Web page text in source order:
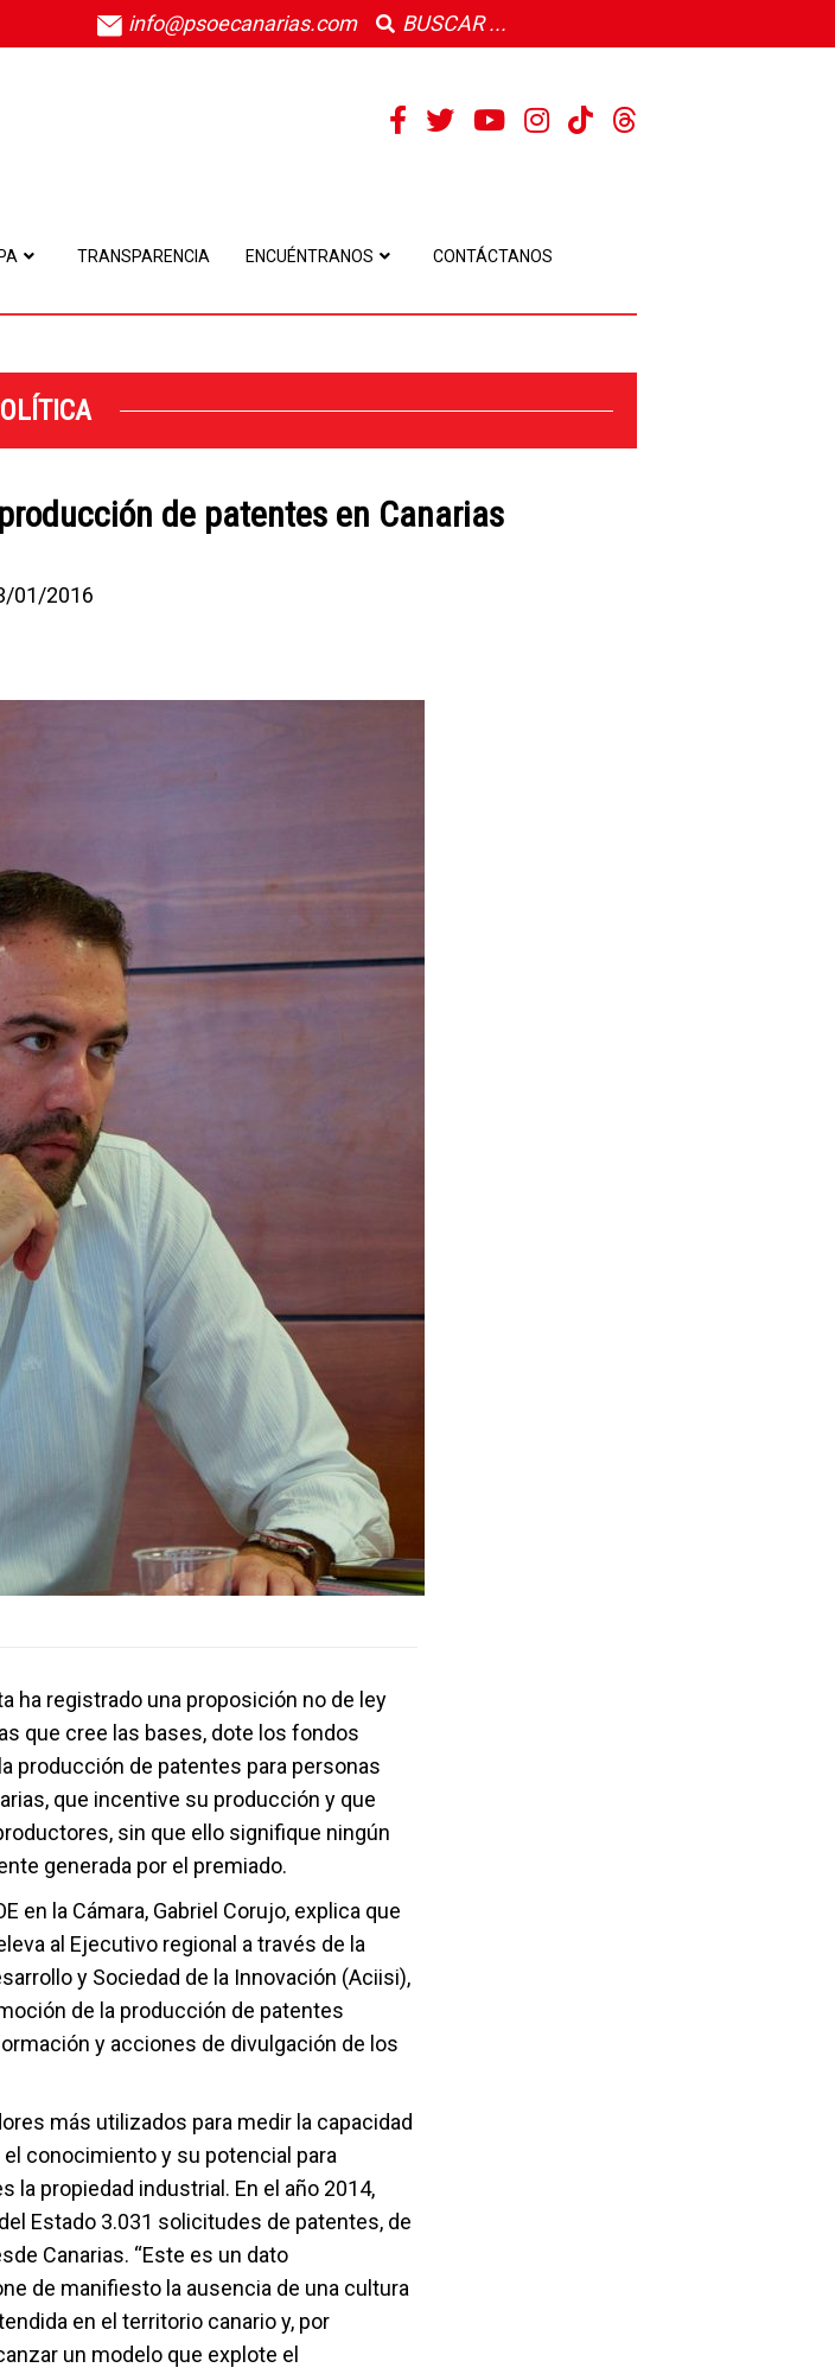
info@psoecanarias.com
TRANSPARENCIA ENCUÉNTRANOS CONTÁCTANOS
de patentes en Canarias
01/2016
ha registrado una proposición no de ley
que cree las bases, dote los fondos
producción de patentes para personas
que incentive su producción y que
sin que ello signifique ningún
generada por el premiado.
en la Cámara, Gabriel Corujo, explica que
al Ejecutivo regional a través de la
y Sociedad de la Innovación (Aciisi),
de la producción de patentes
y acciones de divulgación de los
más utilizados para medir la capacidad
conocimiento y su potencial para
la propiedad industrial. En el año 2014,
Estado 3.031 solicitudes de patentes, de
Canarias. “Este es un dato
de manifiesto la ausencia de una cultura
en el territorio canario y, por
un modelo que explote el